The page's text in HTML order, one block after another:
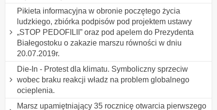
Pikieta informacyjna w obronie poczętego życia
ludzkiego, zbiórka podpisów pod projektem ustawy
„STOP PEDOFILII” oraz pod apelem do Prezydenta
Białegostoku o zakazie marszu równości w dniu
20.07.2019r.
Die-In - Protest dla klimatu. Symboliczny sprzeciw
wobec braku reakcji władz na problem globalnego
ocieplenia.
Marsz upamiętniający 35 rocznicę otwarcia pierwszego